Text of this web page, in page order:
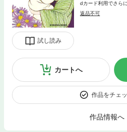
試し読み
dカード利用でさら
返品不可
カートへ
作品をチェ
作品情報へ